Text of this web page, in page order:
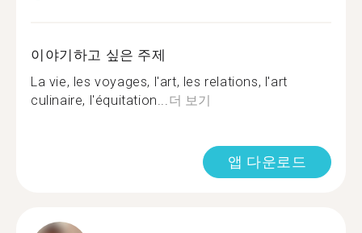
이야기하고 싶은 주제
La vie, les voyages, l'art, les relations, l'art
culinaire, l'équitation...더 보기
앱 다운로드